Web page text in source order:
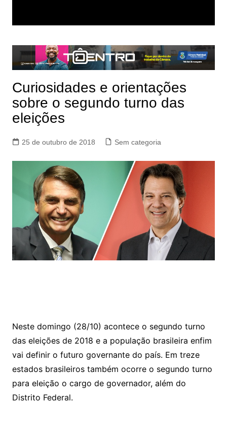
Curiosidades e orientações
sobre o segundo turno das
eleições
25 de outubro de 2018 Sem categoria
Neste domingo (28/10) acontece o segundo turno
das eleições de 2018 e a população brasileira enfim
vai definir o futuro governante do país. Em treze
estados brasileiros também ocorre o segundo turno
para eleição o cargo de governador, além do
Distrito Federal.